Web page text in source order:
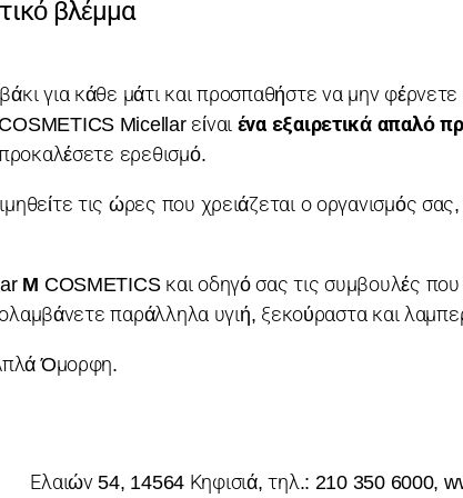
βλέμμα
για κάθε μάτι και προσπαθήστε να μην
COSMETICS Micellar είναι ένα εξαιρετικά απαλό
ερεθισμό.
τις ώρες που χρειάζεται ο οργανισμός
M COSMETICS και οδηγό σας τις συμβουλές
παράλληλα υγιή, ξεκούραστα και
Όμορφη.
Ελαιών 54, 14564 Κηφισιά, τηλ.: 210 350 6000,